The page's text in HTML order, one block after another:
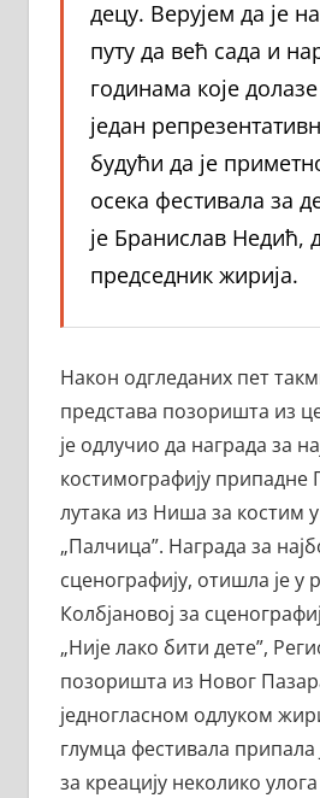
децу. Верујем да је
путу да већ сада и
годинама које
један
будући да је
осека фестивала за
је Бранислав Недић,
председник жирија.
Након одгледаних пет
представа позоришта из
је одлучио да награда за
костимографију
лутака из Ниша за костим
„Палчица”. Награда за
сценографију, отишла је у
Колбјановој за
„Није лако бити дете”,
позоришта из Новог
једногласном одлуком
глумца фестивала
за креацију неколико